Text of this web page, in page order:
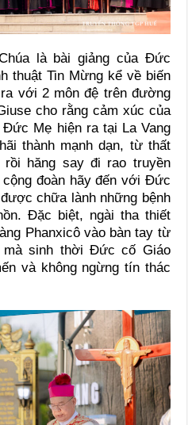
là bài giảng của Đức
thuật Tin Mừng kể về biến
với 2 môn đệ trên đường
cho rằng cảm xúc của
Mẹ hiện ra tại La Vang
thành mạnh dạn, từ thất
hăng say đi rao truyền
đoàn hãy đến với Đức
chữa lành những bệnh
Đặc biệt, ngài tha thiết
Phanxicô vào bàn tay từ
sinh thời Đức cố Giáo
và không ngừng tín thác